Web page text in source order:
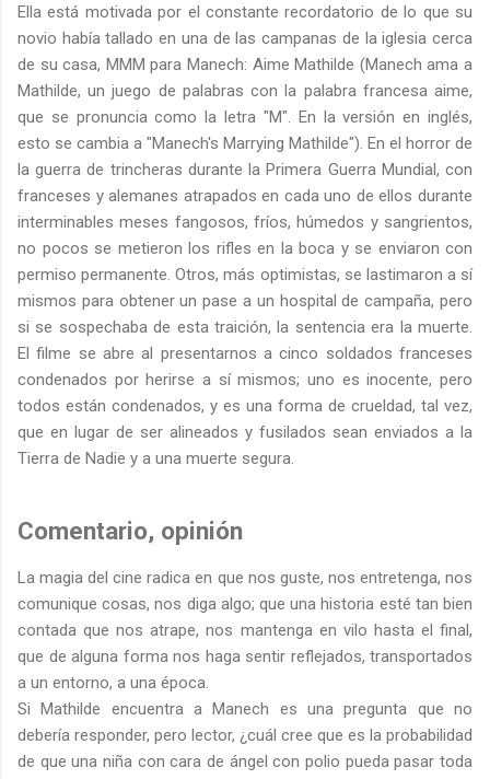
Ella está motivada por el constante recordatorio de lo que su
novio había tallado en una de las campanas de la iglesia cerca
de su casa, MMM para Manech: Aime Mathilde (Manech ama a
Mathilde, un juego de palabras con la palabra francesa aime,
que se pronuncia como la letra "M". En la versión en inglés,
esto se cambia a "Manech's Marrying Mathilde"). En el horror de
la guerra de trincheras durante la Primera Guerra Mundial, con
franceses y alemanes atrapados en cada uno de ellos durante
interminables meses fangosos, fríos, húmedos y sangrientos,
no pocos se metieron los rifles en la boca y se enviaron con
permiso permanente. Otros, más optimistas, se lastimaron a sí
mismos para obtener un pase a un hospital de campaña, pero
si se sospechaba de esta traición, la sentencia era la muerte.
El filme se abre al presentarnos a cinco soldados franceses
condenados por herirse a sí mismos; uno es inocente, pero
todos están condenados, y es una forma de crueldad, tal vez,
que en lugar de ser alineados y fusilados sean enviados a la
Tierra de Nadie y a una muerte segura.
Comentario, opinión
La magia del cine radica en que nos guste, nos entretenga, nos
comunique cosas, nos diga algo; que una historia esté tan bien
contada que nos atrape, nos mantenga en vilo hasta el final,
que de alguna forma nos haga sentir reflejados, transportados
a un entorno, a una época.
Si Mathilde encuentra a Manech es una pregunta que no
debería responder, pero lector, ¿cuál cree que es la probabilidad
de que una niña con cara de ángel con polio pueda pasar toda